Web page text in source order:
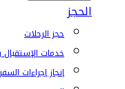
الحجز
حجز الرحلات
خدمات الإستقبال
إنجاز إجراءات